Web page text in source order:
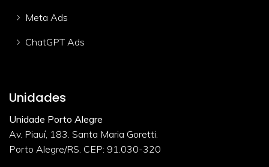
Meta Ads
ChatGPT Ads
Unidades
Unidade Porto Alegre
Av. Piauí, 183. Santa Maria Goretti.
Porto Alegre/RS. CEP: 91.030-320